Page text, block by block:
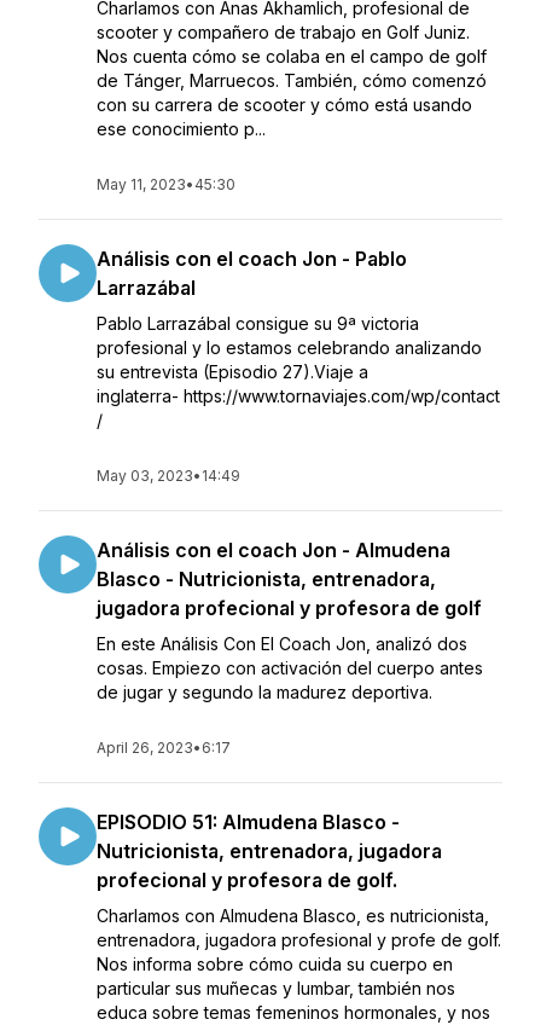
Charlamos con Anas Akhamlich, profesional de
scooter y compañero de trabajo en Golf Juniz.
Nos cuenta cómo se colaba en el campo de golf
de Tánger, Marruecos. También, cómo comenzó
con su carrera de scooter y cómo está usando
ese conocimiento p...
May 11, 2023• 45:30
Análisis con el coach Jon - Pablo
Larrazábal
Pablo Larrazábal consigue su 9ª victoria
profesional y lo estamos celebrando analizando
su entrevista (Episodio 27).Viaje a
inglaterra- https://www.tornaviajes.com/wp/contact
/
May 03, 2023• 14:49
Análisis con el coach Jon - Almudena
Blasco - Nutricionista, entrenadora,
jugadora profecional y profesora de golf
En este Análisis Con El Coach Jon, analizó dos
cosas. Empiezo con activación del cuerpo antes
de jugar y segundo la madurez deportiva.
April 26, 2023• 6:17
EPISODIO 51: Almudena Blasco -
Nutricionista, entrenadora, jugadora
profecional y profesora de golf.
Charlamos con Almudena Blasco, es nutricionista,
entrenadora, jugadora profesional y profe de golf.
Nos informa sobre cómo cuida su cuerpo en
particular sus muñecas y lumbar, también nos
educa sobre temas femeninos hormonales, y nos